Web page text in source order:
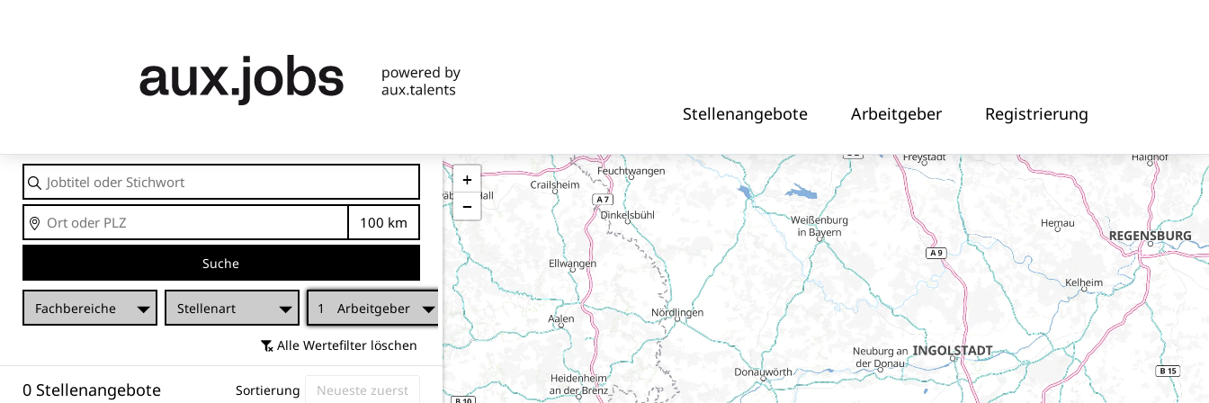
Stellenangebote Arbeitgeber Registrierung
Jobtitel
oder
Stichwort
Ort
Entfernung
Suche
Fachbereiche Stellenart 1 Arbeitgeber
Alle Wertefilter löschen
0 Stellenangebote Sortierung
+
−